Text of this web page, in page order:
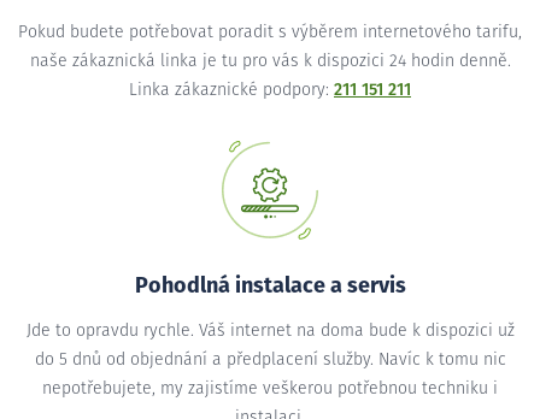
Pokud budete potřebovat poradit s výběrem internetového tarifu,
naše zákaznická linka je tu pro vás k dispozici 24 hodin denně.
Linka zákaznické podpory: 211 151 211
Pohodlná instalace a servis
Jde to opravdu rychle. Váš internet na doma bude k dispozici už
do 5 dnů od objednání a předplacení služby. Navíc k tomu nic
nepotřebujete, my zajistíme veškerou potřebnou techniku i